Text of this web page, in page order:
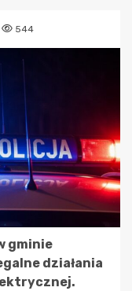
544
gminie
działania